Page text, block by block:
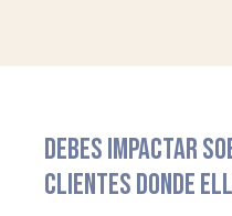
DEBES IMPACTAR
CLIENTES DONDE